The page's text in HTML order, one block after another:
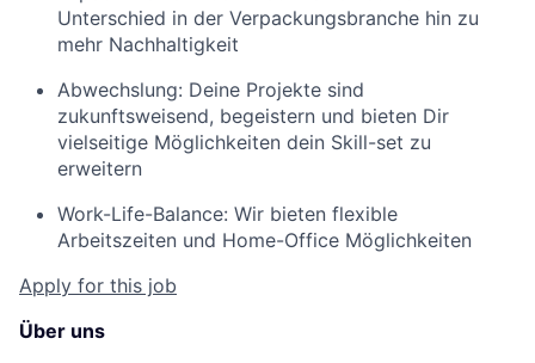
Unterschied in der Verpackungsbranche hin zu
mehr Nachhaltigkeit
Abwechslung: Deine Projekte sind
zukunftsweisend, begeistern und bieten Dir
vielseitige Möglichkeiten dein Skill-set zu
erweitern
Work-Life-Balance: Wir bieten flexible
Arbeitszeiten und Home-Office Möglichkeiten
Apply for this job
Über uns